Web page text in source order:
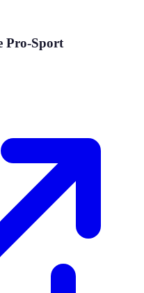
Pro-Sport